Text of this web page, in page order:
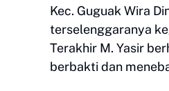
Kec. Guguak Wira
terselenggaranya
Terakhir M. Yasir
berbakti dan